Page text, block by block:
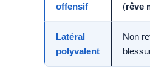
offensif
(rêve
Latéral
polyvalent
Non